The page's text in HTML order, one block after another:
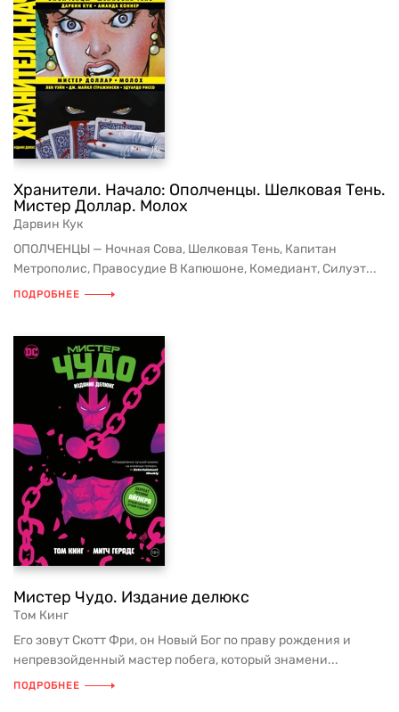
Хранители. Начало: Ополченцы. Шелковая Тень.
Мистер Доллар. Молох
Дарвин Кук
ОПОЛЧЕНЦЫ — Ночная Сова, Шелковая Тень, Капитан
Метрополис, Правосудие В Капюшоне, Комедиант, Силуэт...
ПОДРОБНЕЕ
Мистер Чудо. Издание делюкс
Том Кинг
Его зовут Скотт Фри, он Новый Бог по праву рождения и
непревзойденный мастер побега, который знамени...
ПОДРОБНЕЕ